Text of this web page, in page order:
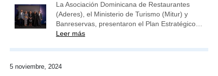
La Asociación Dominicana de Restaurantes
(Aderes), el Ministerio de Turismo (Mitur) y
Banreservas, presentaron el Plan Estratégico…
Leer más
5 noviembre, 2024